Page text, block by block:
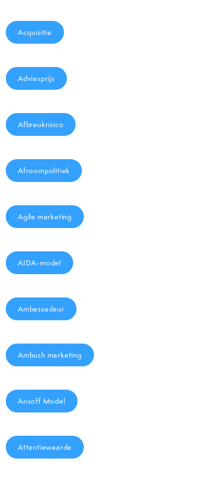
Acquisitie
Adviesprijs
Afbreukrisico
Afroompolitiek
Agile marketing
AIDA-model
Ambassadeur
Ambush marketing
Ansoff Model
Attentiewaarde